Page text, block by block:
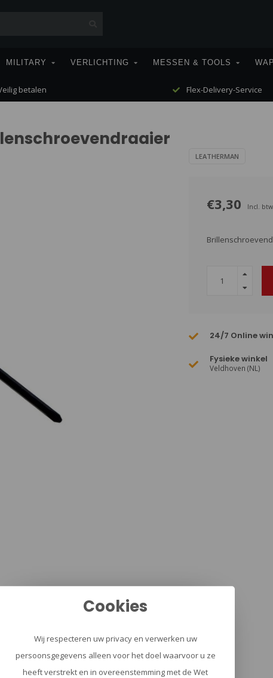
MILITARY VERLICHTING MESSEN & TOOLS
betalen Flex-Delivery-Service
LEATHERMAN
€3,30 Incl. btw
24/7 Online
Fysieke winkel
Veldhoven (NL)
Cookies
Wij respecteren uw privacy en verwerken uw
persoonsgegevens alleen voor het doel waarvoor u ze
heeft verstrekt en in overeenstemming met de Wet